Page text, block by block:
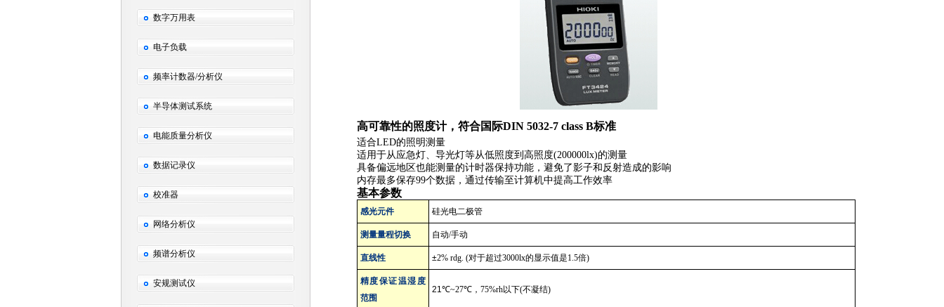
数字万用表
电子负载
频率计数器/分析仪
半导体测试系统
电能质量分析仪
数据记录仪
校准器
网络分析仪
频谱分析仪
安规测试仪
高可靠性的照度计，符合国际DIN 5032-7 class B标准
适合LED的照明测量
适用于从应急灯、导光灯等从低照度到高照度(200000lx)的测量
具备偏远地区也能测量的计时器保持功能，避免了影子和反射造成的影响
内存最多保存99个数据，通过传输至计算机中提高工作效率
基本参数
感光元件 硅光电二极管
测量量程切换 自动/手动
直线性 ±2% rdg. (对于超过3000lx的显示值是1.5倍)
精度保证温湿度
范围
21℃~27℃， 75%rh以下(不凝结)